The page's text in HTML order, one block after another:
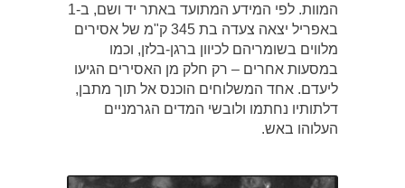
המוות. לפי המידע המתועד באתר יד ושם, ב-1
באפריל יצאה צעדה בת 345 ק"מ של אסירים
מלווים בשומריהם לכיוון ברגן-בלזן, וכמו
במסעות אחרים – רק חלק מן האסירים הגיעו
ליעדם. אחד המשלוחים הוכנס אל תוך מתבן,
דלתותיו נחתמו ולובשי המדים הגרמניים
העלוהו באש.